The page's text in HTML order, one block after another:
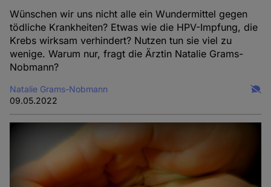
Wünschen wir uns nicht alle ein Wundermittel gegen
tödliche Krankheiten? Etwas wie die HPV-Impfung, die
Krebs wirksam verhindert? Nutzen tun sie viel zu
wenige. Warum nur, fragt die Ärztin Natalie Grams-
Nobmann?
Natalie Grams-Nobmann
09.05.2022